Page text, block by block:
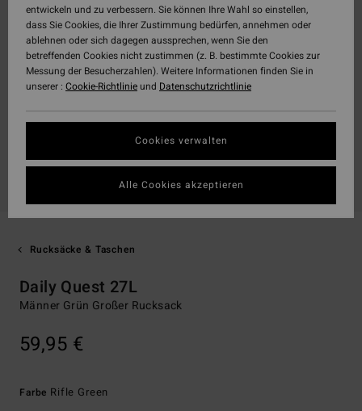
Rucksäcke & Taschen
Daily Quest 27L
Männer Grün Großer Rucksack
59,95 €
Farbe Rifle Green
entwickeln und zu verbessern. Sie können Ihre Wahl so einstellen,
dass Sie Cookies, die Ihrer Zustimmung bedürfen, annehmen oder
ablehnen oder sich dagegen aussprechen, wenn Sie den
betreffenden Cookies nicht zustimmen (z. B. bestimmte Cookies zur
Messung der Besucherzahlen). Weitere Informationen finden Sie in
unserer : Cookie-Richtlinieund Datenschutzrichtlinie
Cookies verwalten
Alle Cookies akzeptieren